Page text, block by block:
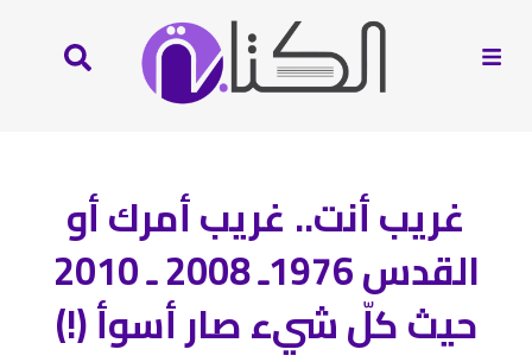
غريب أنت.. غريب أمرك أو
القدس 1976ـ 2008 ـ 2010
حيث كلّ شيء صار أسوأ (!)